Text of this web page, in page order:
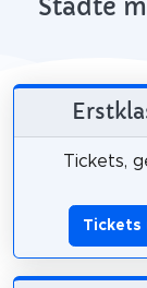
Städte
Tickets,
Tickets